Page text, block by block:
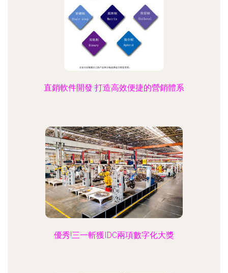
直銷軟件開發 打造高效便捷的營銷體系
優秀!三一斬獲IDC兩項數字化大獎